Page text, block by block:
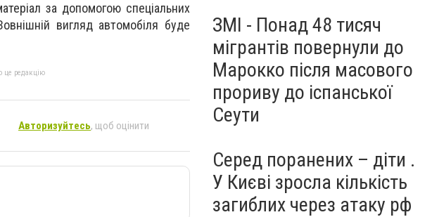
за допомогою спеціальних
вигляд автомобіля буде
це редакцію
Авторизуйтесь, щоб оцінити
ЗМІ - Понад 48 тисяч
мігрантів повернули до
Марокко після масового
прориву до іспанської
Сеути
Серед поранених – діти .
У Києві зросла кількість
загиблих через атаку рф